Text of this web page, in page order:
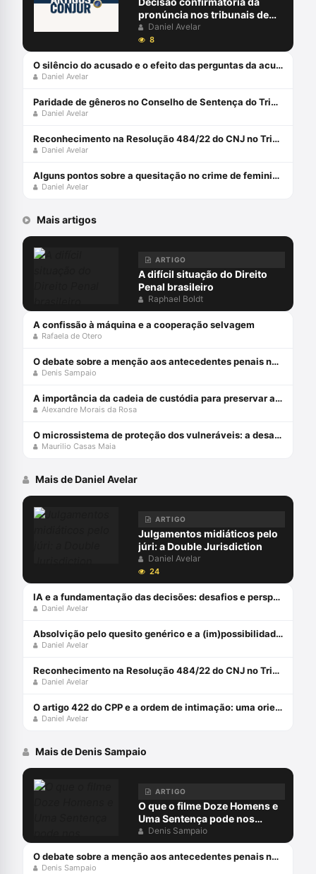
pronúncia nos tribunais de
sobreposição e marco
interruptivo da prescrição
Daniel Avelar
8
O silêncio do acusado e o efeito das perguntas da acusação em plenário
Daniel Avelar
Paridade de gêneros no Conselho de Sentença do Tribunal do Júri
Daniel Avelar
Reconhecimento na Resolução 484/22 do CNJ no Tribunal do Júri
Daniel Avelar
Alguns pontos sobre a quesitação no crime de feminicídio
Daniel Avelar
Mais artigos
ARTIGO
A difícil situação do Direito
Penal brasileiro
Raphael Boldt
A confissão à máquina e a cooperação selvagem
Rafaela de Otero
O debate sobre a menção aos antecedentes penais no júri
Denis Sampaio
A importância da cadeia de custódia para preservar a prova penal
Alexandre Morais da Rosa
O microssistema de proteção dos vulneráveis: a desafiante missão do STJ
Maurilio Casas Maia
Mais de Daniel Avelar
ARTIGO
Julgamentos midiáticos pelo
júri: a Double Jurisdiction
Daniel Avelar
24
IA e a fundamentação das decisões: desafios e perspectivas à luz da atualização da Resolução CNJ 332/20
Daniel Avelar
Absolvição pelo quesito genérico e a (im)possibilidade recursal
Daniel Avelar
Reconhecimento na Resolução 484/22 do CNJ no Tribunal do Júri
Daniel Avelar
O artigo 422 do CPP e a ordem de intimação: uma orientação constitucional
Daniel Avelar
Mais de Denis Sampaio
ARTIGO
O que o filme Doze Homens e
Uma Sentença pode nos
ensinar sobre inferência
probatória?
Denis Sampaio
O debate sobre a menção aos antecedentes penais no júri
Denis Sampaio